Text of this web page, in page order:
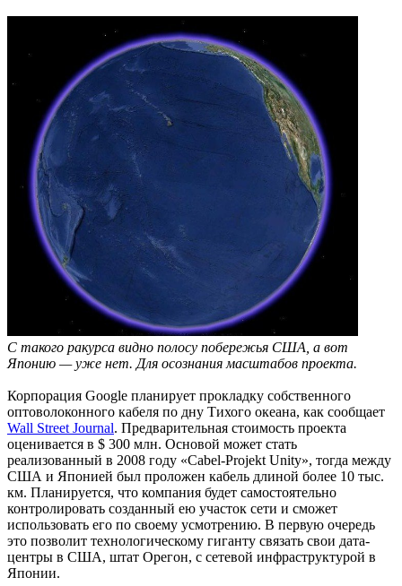
С такого ракурса видно полосу побережья США, а вот
Японию — уже нет. Для осознания масштабов проекта.
Корпорация Google планирует прокладку собственного
оптоволоконного кабеля по дну Тихого океана, как сообщает
Wall Street Journal. Предварительная стоимость проекта
оценивается в $ 300 млн. Основой может стать
реализованный в 2008 году «Cabel-Projekt Unity», тогда между
США и Японией был проложен кабель длиной более 10 тыс.
км. Планируется, что компания будет самостоятельно
контролировать созданный ею участок сети и сможет
использовать его по своему усмотрению. В первую очередь
это позволит технологическому гиганту связать свои дата-
центры в США, штат Орегон, с сетевой инфраструктурой в
Японии.